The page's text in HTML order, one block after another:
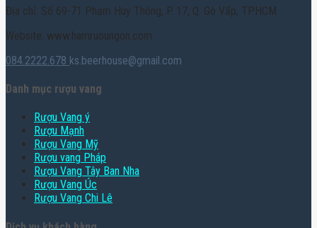
Địa chỉ: Số 69-71 Phạm Huy Thông, P. 17, Q. Gò Vấp, TPHCM
Website: www.hamruoungon.com
084.2222.678 ks.beerhouse@gmail.com
Danh mục rượu vang
Rượu Vang ý
Rượu Mạnh
Rượu Vang Mỹ
Rượu vang Pháp
Rượu Vang Tây Ban Nha
Rượu Vang Úc
Rượu Vang Chi Lê